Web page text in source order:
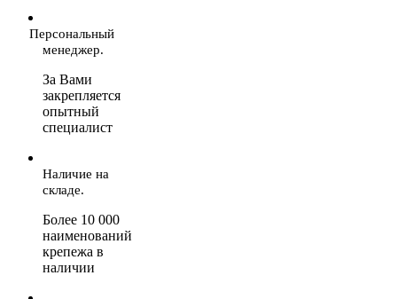
Персональный
менеджер.
За Вами
закрепляется
опытный
специалист
Наличие на
складе.
Более 10 000
наименований
крепежа в
наличии